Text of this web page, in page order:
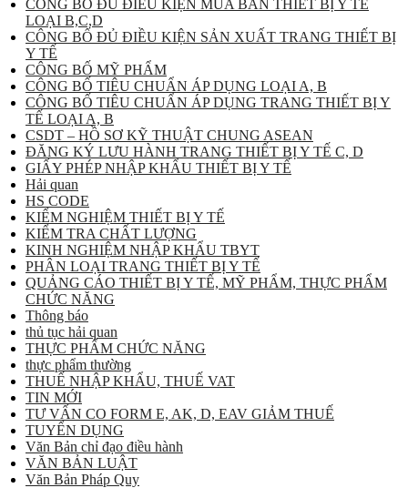
CÔNG BỐ ĐỦ ĐIỀU KIỆN MUA BÁN THIẾT BỊ Y TẾ
LOẠI B,C,D
CÔNG BỐ ĐỦ ĐIỀU KIỆN SẢN XUẤT TRANG THIẾT BỊ
Y TẾ
CÔNG BỐ MỸ PHẨM
CÔNG BỐ TIÊU CHUẨN ÁP DỤNG LOẠI A, B
CÔNG BỐ TIÊU CHUẨN ÁP DỤNG TRANG THIẾT BỊ Y
TẾ LOẠI A, B
CSDT – HỒ SƠ KỸ THUẬT CHUNG ASEAN
ĐĂNG KÝ LƯU HÀNH TRANG THIẾT BỊ Y TẾ C, D
GIẤY PHÉP NHẬP KHẨU THIẾT BỊ Y TẾ
Hải quan
HS CODE
KIỂM NGHIỆM THIẾT BỊ Y TẾ
KIỂM TRA CHẤT LƯỢNG
KINH NGHIỆM NHẬP KHẨU TBYT
PHÂN LOẠI TRANG THIẾT BỊ Y TẾ
QUẢNG CÁO THIẾT BỊ Y TẾ, MỸ PHẨM, THỰC PHẨM
CHỨC NĂNG
Thông báo
thủ tục hải quan
THỰC PHẨM CHỨC NĂNG
thực phẩm thường
THUẾ NHẬP KHẨU, THUẾ VAT
TIN MỚI
TƯ VẤN CO FORM E, AK, D, EAV GIẢM THUẾ
TUYỂN DỤNG
Văn Bản chỉ đạo điều hành
VĂN BẢN LUẬT
Văn Bản Pháp Quy